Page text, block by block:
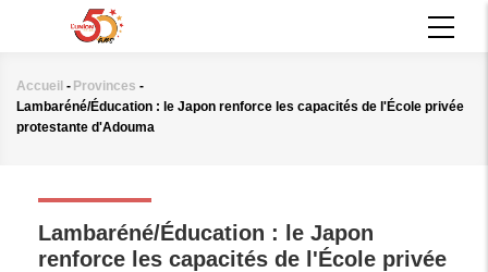
principal
Fil
d'Ariane
Accueil - Provinces -
Lambaréné/Éducation : le Japon renforce les capacités de l'École privée
protestante d'Adouma
Lambaréné/Éducation : le Japon
renforce les capacités de l'École privée